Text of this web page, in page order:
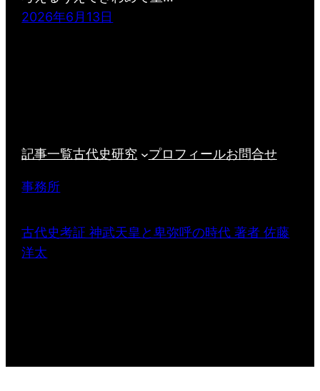
2026年6月13日
記事一覧古代史研究 プロフィールお問合せ
事務所
古代史考証 神武天皇と卑弥呼の時代 著者 佐藤
洋太